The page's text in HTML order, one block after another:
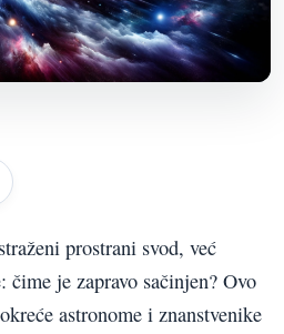
prostrani svod, već
je zapravo sačinjen? Ovo
astronome i znanstvenike